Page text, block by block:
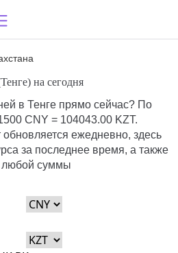
на сегодня
в Тенге прямо сейчас? По
CNY = 104043.00 KZT.
ежедневно, здесь
за последнее время, а также
любой суммы